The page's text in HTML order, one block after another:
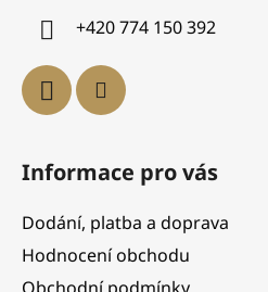
+420 774 150 392
Informace pro vás
Dodání, platba a doprava
Hodnocení obchodu